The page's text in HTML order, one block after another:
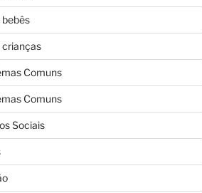
bebês
crianças
Comuns
Comuns
Sociais